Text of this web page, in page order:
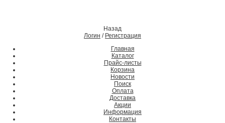
Назад
Логин / Регистрация
Главная
Каталог
Прайс-листы
Корзина
Новости
Поиск
Оплата
Доставка
Акции
Информация
Контакты